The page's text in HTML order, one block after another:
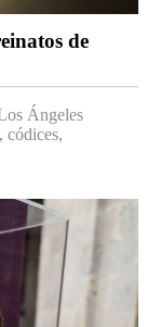
de
Ángeles